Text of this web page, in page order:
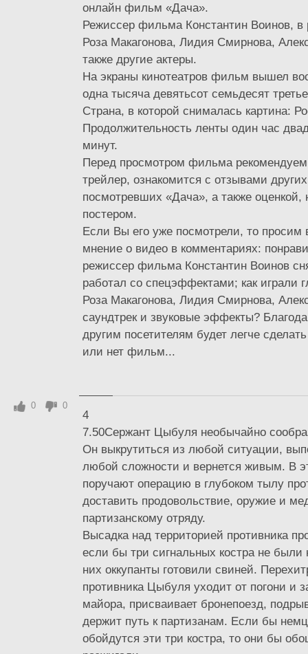
онлайн фильм «Дача».
Режиссер фильма Константин Воинов, в
Роза Макагонова, Лидия Смирнова,
также другие актеры.
На экраны кинотеатров фильм вышел
одна тысяча девятьсот семьдесят
Страна, в которой снималась картина:
Продолжительность ленты один час
минут.
Перед просмотром фильма рекомендуем
трейлер, ознакомится с отзывами
посмотревших «Дача», а также
постером.
Если Вы его уже посмотрели, то просим
мнение о видео в комментариях:
режиссер фильма Константин Воинов
работал со спецэффектами; как играли
Роза Макагонова, Лидия Смирнова,
саундтрек и звуковые эффекты?
другим посетителям будет легче
или нет фильм...
4
7.50Сержант Цыбуля необычайно
Он выкрутиться из любой ситуации,
любой сложности и вернется живым. В
поручают операцию в глубоком тылу
доставить продовольствие, оружие и
партизанскому отряду.
Высадка над территорией противника
если бы три сигнальных костра не
них оккупанты готовили свиней.
противника Цыбуля уходит от погони и
майора, присваивает бронепоезд,
держит путь к партизанам. Если бы
обойдутся эти три костра, то они бы
0 0